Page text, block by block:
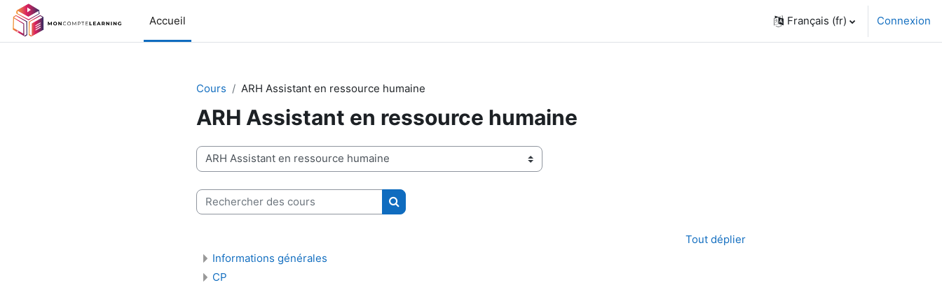
Passer au contenu principal
Accueil
Français ‎(fr)‎ Connexion
Cours ARH Assistant en ressource humaine
ARH Assistant en ressource humaine
Catégories de cours
Rechercher des cours
Rechercher des cours
Tout déplier
Informations générales
CP